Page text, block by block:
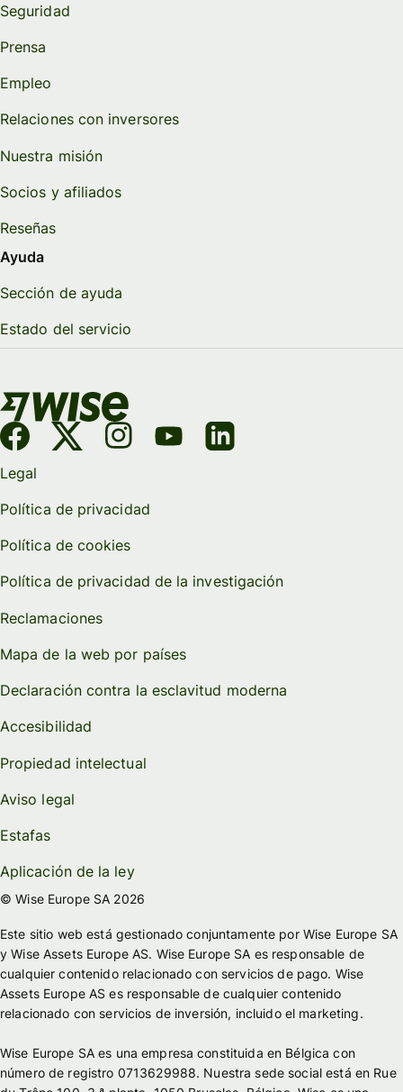
Seguridad
Prensa
Empleo
Relaciones con inversores
Nuestra misión
Socios y afiliados
Reseñas
Ayuda
Sección de ayuda
Estado del servicio
Legal
Política de privacidad
Política de cookies
Política de privacidad de la investigación
Reclamaciones
Mapa de la web por países
Declaración contra la esclavitud moderna
Accesibilidad
Propiedad intelectual
Aviso legal
Estafas
Aplicación de la ley
© Wise Europe SA 2026
Este sitio web está gestionado conjuntamente por Wise Europe SA
y Wise Assets Europe AS. Wise Europe SA es responsable de
cualquier contenido relacionado con servicios de pago. Wise
Assets Europe AS es responsable de cualquier contenido
relacionado con servicios de inversión, incluido el marketing.
Wise Europe SA es una empresa constituida en Bélgica con
número de registro 0713629988. Nuestra sede social está en Rue